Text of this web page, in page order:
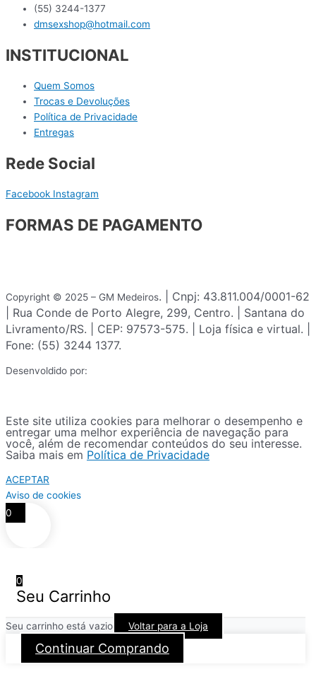
(55) 3244-1377
dmsexshop@hotmail.com
INSTITUCIONAL
Quem Somos
Trocas e Devoluções
Política de Privacidade
Entregas
Rede Social
Facebook Instagram
FORMAS DE PAGAMENTO
Copyright © 2025 – GM Medeiros. | Cnpj: 43.811.004/0001-62
| Rua Conde de Porto Alegre, 299, Centro. | Santana do
Livramento/RS. | CEP: 97573-575. | Loja física e virtual. |
Fone: (55) 3244 1377.
Desenvoldido por:
Este site utiliza cookies para melhorar o desempenho e
entregar uma melhor experiência de navegação para
você, além de recomendar conteúdos do seu interesse.
Saiba mais em Política de Privacidade
ACEPTAR
Aviso de cookies
0
0
Seu Carrinho
Seu carrinho está vazio Voltar para a Loja
Continuar Comprando